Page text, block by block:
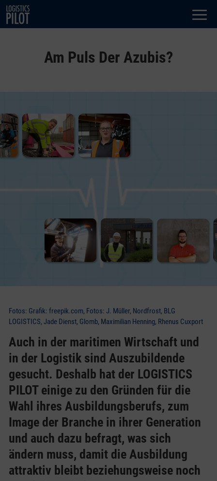
Dialog
window
Am Puls Der Azubis?
Auch in der maritimen Wirtschaft und
in der Logistik sind Auszubildende
gesucht. Deshalb hat der LOGISTICS
PILOT einige zu den Gründen für die
Wahl ihres Ausbildungsberufs, zum
Image der Branche in ihrer Generation
und auch dazu befragt, was sich
ändern muss, damit die Ausbildung
attraktiv bleibt beziehungsweise noch
Fotos: Grafik: freepik.com, Fotos: J. Müller, Nordfrost, BLG
LOGISTICS, Jade Dienst, Glomb, Maximilian Henning, Rhenus Cuxport